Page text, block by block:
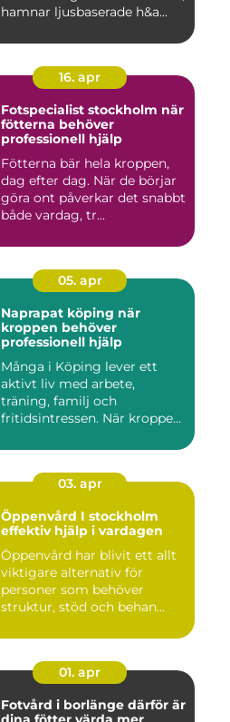
hamnar ljusbaserade h&a...
16. apr
Fotspecialist stockholm när
fötterna behöver
professionell hjälp
Fötterna bär hela kroppen,
dag efter dag. När de börjar
göra ont påverkar det snabbt
både vardag, tr...
05. apr
Naprapat köping när
kroppen behöver
professionell hjälp
Många i Köping lever ett
aktivt liv med arbete,
träning, familj och
fritidsintressen. När kroppen
03. apr
Öppenvård I stockholm
effektiv hjälp i vardagen
Öppenvård har blivit ett allt
viktigare alternativ för
personer som behöver
struktur, stöd och behan...
01. apr
Fotvård i borlänge därför är